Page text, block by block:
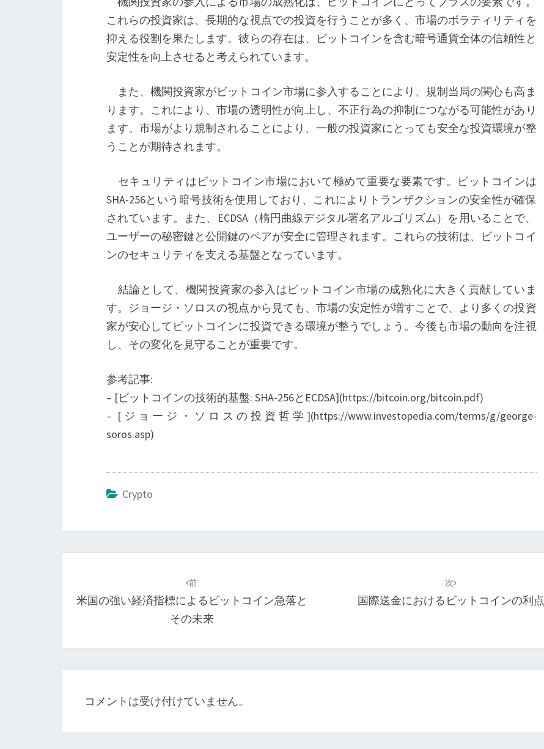
ロ
ス
点
ら
ビ
ッ
ト
コ
イ
の
未
来
これらの投資家は、長期的な視点での投資を行うことが多く、市場のボラティリティを
抑える役割を果たします。彼らの存在は、ビットコインを含む暗号通貨全体の信頼性と
安定性を向上させると考えられています。
また、機関投資家がビットコイン市場に参入することにより、規制当局の関心も高ま
ります。これにより、市場の透明性が向上し、不正行為の抑制につながる可能性があり
ます。市場がより規制されることにより、一般の投資家にとっても安全な投資環境が整
うことが期待されます。
セキュリティはビットコイン市場において極めて重要な要素です。ビットコインは
SHA-256という暗号技術を使用しており、これによりトランザクションの安全性が確保
されています。また、ECDSA（楕円曲線デジタル署名アルゴリズム）を用いることで、
ユーザーの秘密鍵と公開鍵のペアが安全に管理されます。これらの技術は、ビットコイ
ンのセキュリティを支える基盤となっています。
結論として、機関投資家の参入はビットコイン市場の成熟化に大きく貢献していま
す。ジョージ・ソロスの視点から見ても、市場の安定性が増すことで、より多くの投資
家が安心してビットコインに投資できる環境が整うでしょう。今後も市場の動向を注視
し、その変化を見守ることが重要です。
参考記事:
– [ビットコインの技術的基盤: SHA-256とECDSA](https://bitcoin.org/bitcoin.pdf)
– [ジョージ・ソロスの投資哲学](https://www.investopedia.com/terms/g/george-
soros.asp)
Crypto
ナ
ゲ
ー
ン
前
米国の強い経済指標によるビットコイン急落と
その未来
次
国際送金におけるビットコインの利点
コメントは受け付けていません。